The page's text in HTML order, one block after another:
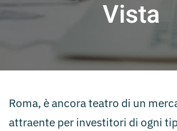
Vista
Roma, è ancora teatro di un
attraente per investitori di ogni